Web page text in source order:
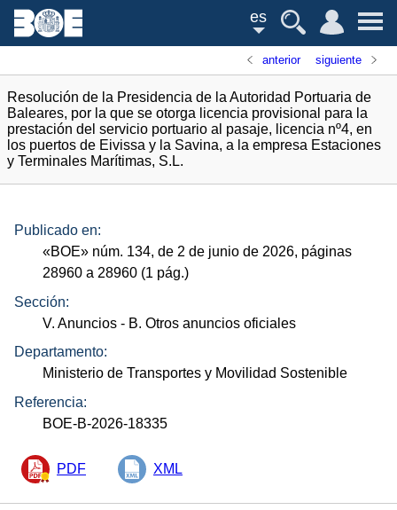
es
anterior siguiente
Resolución de la Presidencia de la Autoridad Portuaria de
Baleares, por la que se otorga licencia provisional para la
prestación del servicio portuario al pasaje, licencia nº4, en
los puertos de Eivissa y la Savina, a la empresa Estaciones
y Terminales Marítimas, S.L.
Publicado en:
«BOE» núm. 134, de 2 de junio de 2026, páginas
28960 a 28960 (1 pág.)
Sección:
V. Anuncios - B. Otros anuncios oficiales
Departamento:
Ministerio de Transportes y Movilidad Sostenible
Referencia:
BOE-B-2026-18335
PDF XML